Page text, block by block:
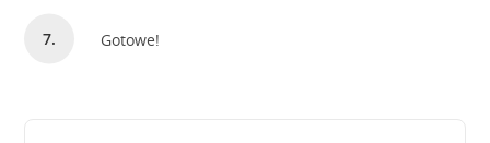
Gotowe!